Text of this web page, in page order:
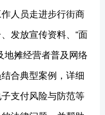
人员走进步行街商
发放宣传资料、“面
地摊经营者普及网络
合典型案例，详细
支付风险与防范等